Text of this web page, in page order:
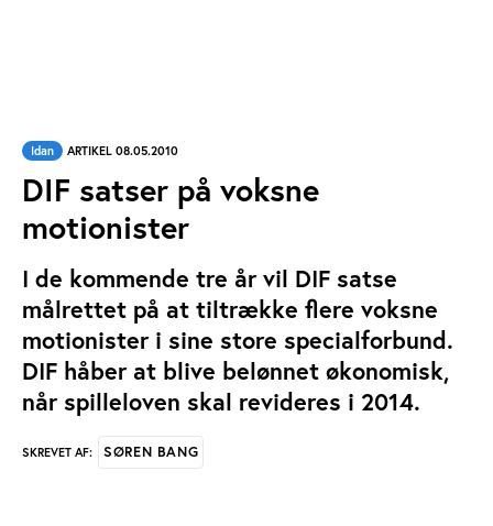
Idan ARTIKEL 08.05.2010
DIF satser på voksne
motionister
I de kommende tre år vil DIF satse
målrettet på at tiltrække flere voksne
motionister i sine store specialforbund.
DIF håber at blive belønnet økonomisk,
når spilleloven skal revideres i 2014.
SKREVET AF: SØREN BANG